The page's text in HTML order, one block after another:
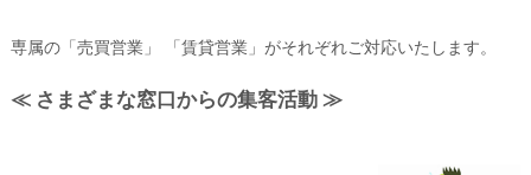
専属の「売買営業」 「賃貸営業」がそれぞれご対応いたします。
≪ さまざまな窓口からの集客活動 ≫